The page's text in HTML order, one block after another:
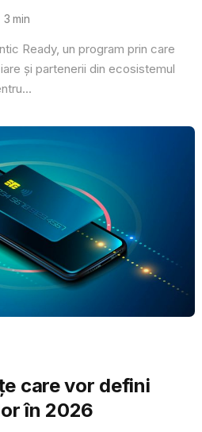
3 min
Ready, un program prin care
și partenerii din ecosistemul
care vor defini
în 2026